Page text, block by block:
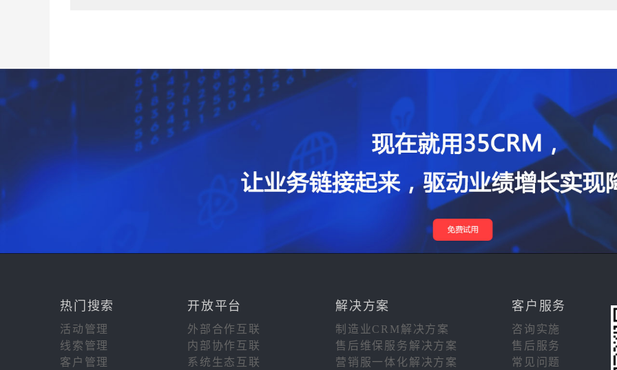
热门搜索 开放平台
活动管理
外部合作互联
线索管理
内部协作互联
客户管理
系统生态互联
解决方案 客户服务
制造业CRM解决方案
咨询实施
售后维保服务解决方案
售后服务
营销服一体化解决方案
常见问题